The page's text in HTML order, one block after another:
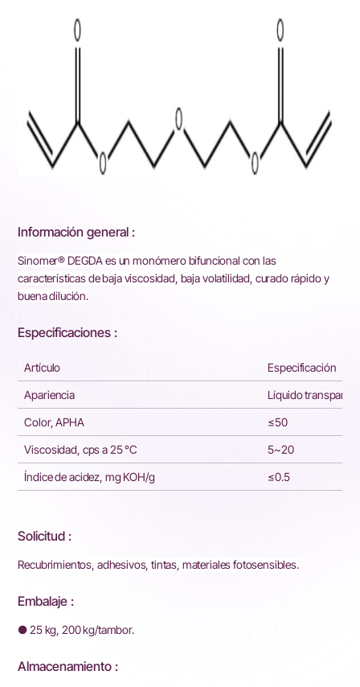
Información general :
Sinomer® DEGDA es un monómero bifuncional con las
características de baja viscosidad, baja volatilidad, curado rápido y
buena dilución.
Especificaciones :
Artículo Especificación
Apariencia
Líquido
Color, APHA
≤50
Viscosidad, cps a 25 °C
5~20
Índice de acidez, mg KOH/g
≤0.5
Solicitud :
Recubrimientos, adhesivos, tintas, materiales fotosensibles.
Embalaje :
● 25 kg, 200 kg/tambor.
Almacenamiento :